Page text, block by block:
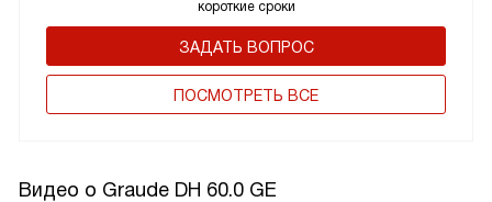
короткие сроки
ЗАДАТЬ ВОПРОС
ПОCМОТРЕТЬ ВСЕ
Видео о Graude DH 60.0 GE